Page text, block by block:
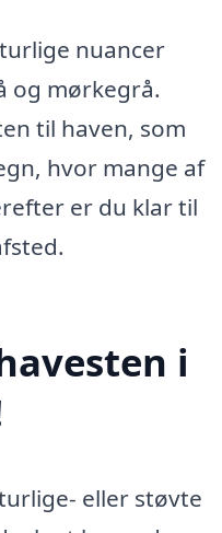
nuancer
og mørkegrå.
til haven, som
hvor mange af
er du klar til
i
eller støvte